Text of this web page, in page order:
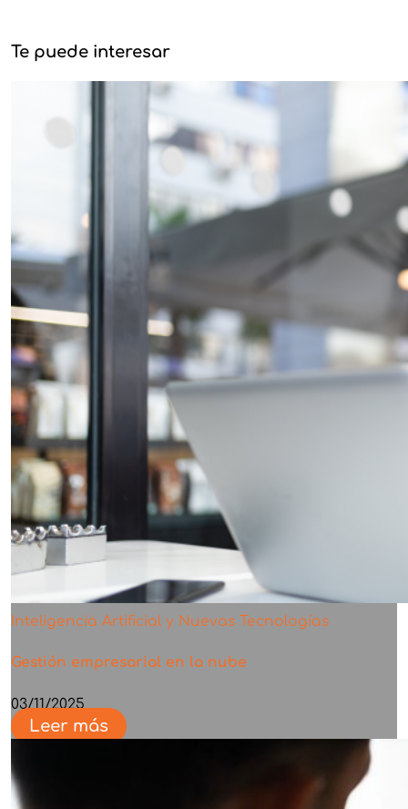
Te puede interesar
Inteligencia Artificial y Nuevas Tecnologías
Gestión empresarial en la nube
03/11/2025
Leer más